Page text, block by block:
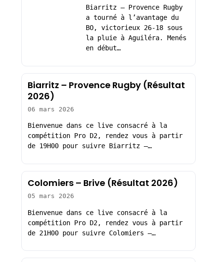
Biarritz – Provence Rugby
a tourné à l’avantage du
BO, victorieux 26-18 sous
la pluie à Aguiléra. Menés
en début…
Biarritz – Provence Rugby (Résultat
2026)
06 mars 2026
Bienvenue dans ce live consacré à la
compétition Pro D2, rendez vous à partir
de 19H00 pour suivre Biarritz –…
Colomiers – Brive (Résultat 2026)
05 mars 2026
Bienvenue dans ce live consacré à la
compétition Pro D2, rendez vous à partir
de 21H00 pour suivre Colomiers –…